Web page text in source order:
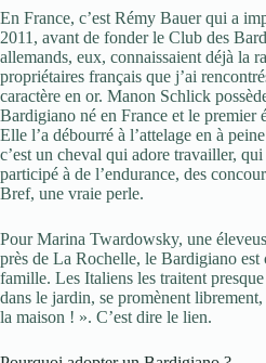
En France, c’est Rémy Bauer qui a
2011, avant de fonder le Club des
allemands, eux, connaissaient déjà la
propriétaires français que j’ai
caractère en or. Manon Schlick
Bardigiano né en France et le premier
Elle l’a débourré à l’attelage en à
c’est un cheval qui adore travailler,
participé à de l’endurance, des
Bref, une vraie perle.
Pour Marina Twardowsky, une
près de La Rochelle, le Bardigiano est
famille. Les Italiens les traitent
dans le jardin, se promènent
la maison ! ». C’est dire le lien.